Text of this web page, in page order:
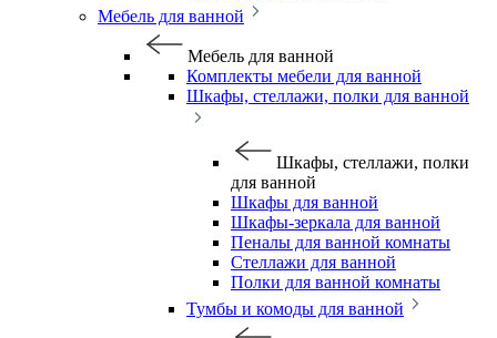
Мебель для ванной
Мебель для ванной
Комплекты мебели для ванной
Шкафы, стеллажи, полки для ванной
Шкафы, стеллажи, полки
для ванной
Шкафы для ванной
Шкафы-зеркала для ванной
Пеналы для ванной комнаты
Стеллажи для ванной
Полки для ванной комнаты
Тумбы и комоды для ванной